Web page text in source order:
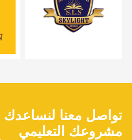
تواصل معنا لنساعدك
مشروعك التعليمي